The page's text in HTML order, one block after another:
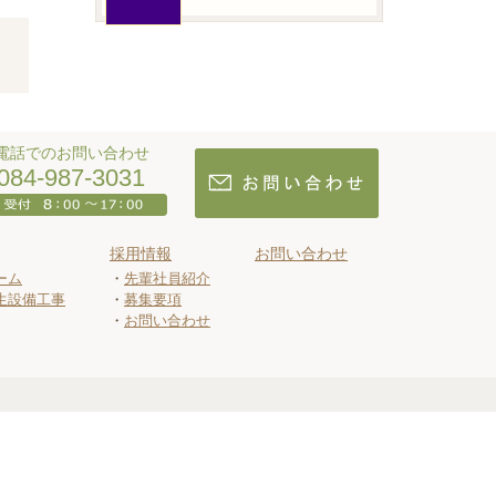
話でのお問い合わせ
987-3031
ム
設備工事
採用情報
先輩社員紹介
募集要項
お問い合わせ
お問い合わせ